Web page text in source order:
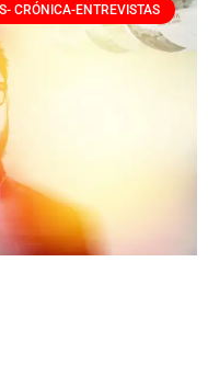
CRÓNICA-ENTREVISTAS